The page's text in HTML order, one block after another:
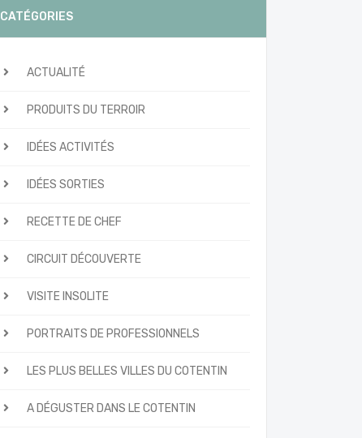
CATÉGORIES
ACTUALITÉ
PRODUITS DU TERROIR
IDÉES ACTIVITÉS
IDÉES SORTIES
RECETTE DE CHEF
CIRCUIT DÉCOUVERTE
VISITE INSOLITE
PORTRAITS DE PROFESSIONNELS
LES PLUS BELLES VILLES DU COTENTIN
A DÉGUSTER DANS LE COTENTIN